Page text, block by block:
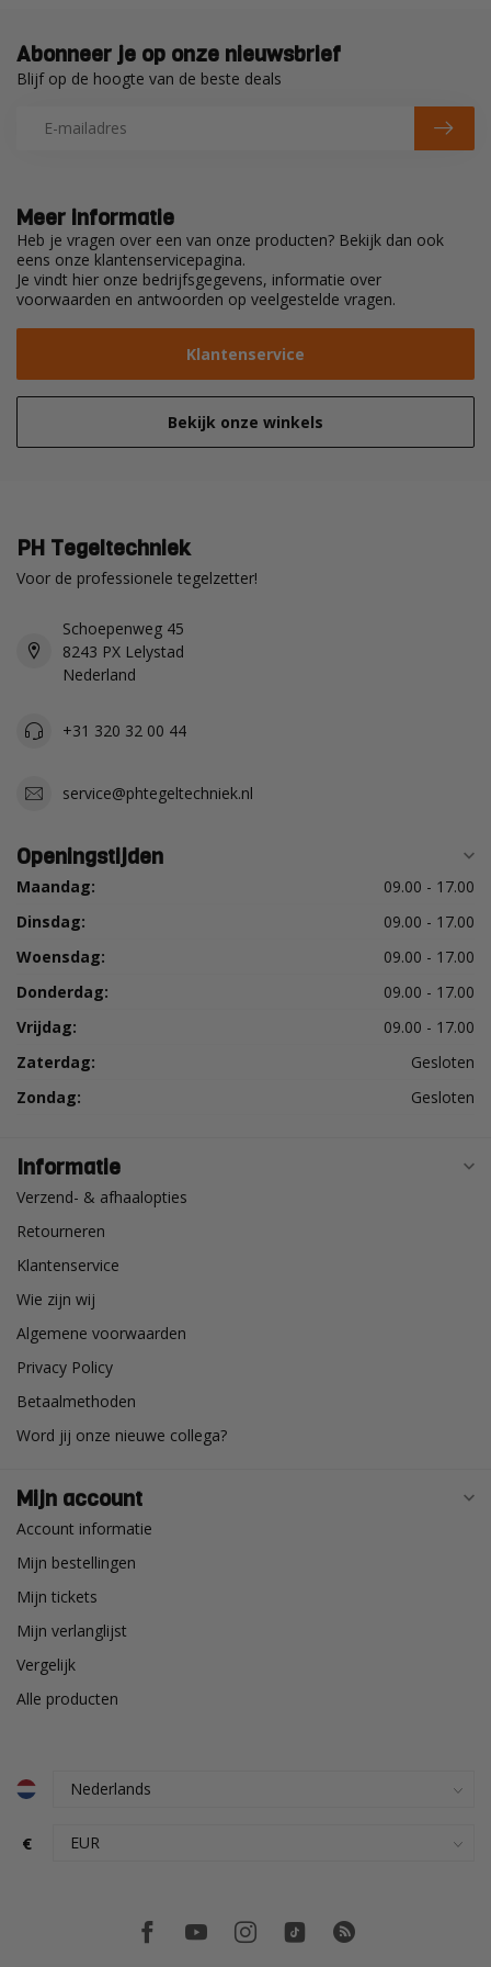
Meer informatie
Heb je vragen over een van onze producten? Bekijk dan ook
eens onze klantenservicepagina.
Je vindt hier onze bedrijfsgegevens, informatie over
voorwaarden en antwoorden op veelgestelde vragen.
Klantenservice
Bekijk onze winkels
Abonneer je op onze nieuwsbrief
Blijf op de hoogte van de beste deals
PH Tegeltechniek
Voor de professionele tegelzetter!
Schoepenweg 45
8243 PX Lelystad
Nederland
+31 320 32 00 44
service@phtegeltechniek.nl
Openingstijden
Maandag:
09.00 - 17.00
Dinsdag:
09.00 - 17.00
Woensdag:
09.00 - 17.00
Donderdag:
09.00 - 17.00
Vrijdag:
09.00 - 17.00
Zaterdag:
Gesloten
Zondag:
Gesloten
Informatie
Verzend- & afhaalopties
Retourneren
Klantenservice
Wie zijn wij
Algemene voorwaarden
Privacy Policy
Betaalmethoden
Word jij onze nieuwe collega?
Mijn account
Account informatie
Mijn bestellingen
Mijn tickets
Mijn verlanglijst
Vergelijk
Alle producten
€